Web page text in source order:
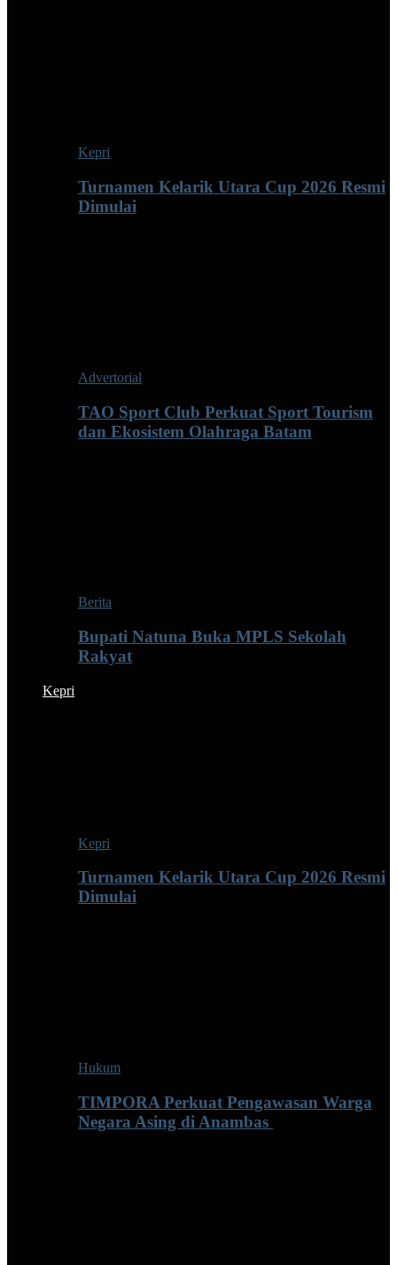
Kepri
Turnamen Kelarik Utara Cup 2026 Resmi
Dimulai
Advertorial
TAO Sport Club Perkuat Sport Tourism
dan Ekosistem Olahraga Batam
Berita
Bupati Natuna Buka MPLS Sekolah
Rakyat
Kepri
Kepri
Turnamen Kelarik Utara Cup 2026 Resmi
Dimulai
Hukum
TIMPORA Perkuat Pengawasan Warga
Negara Asing di Anambas ‎